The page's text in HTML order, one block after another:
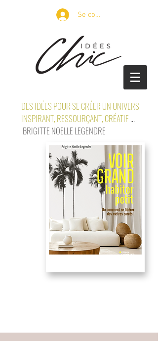
Se connecter
DES IDÉES POUR SE CRÉER UN UNIVERS
INSPIRANT, RESSOURÇANT, CRÉATIF ...
BRIGITTE NOELLE LEGENDRE